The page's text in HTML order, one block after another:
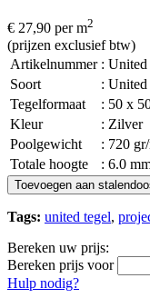
€ 27,90 per m2
(prijzen exclusief btw)
Artikelnummer : United
Soort
: United
Tegelformaat
: 50 x
Kleur
: Zilver
Poolgewicht
: 720 gr/
Totale hoogte
: 6.0
Toevoegen aan
Tags: united tegel,
Bereken uw prijs:
Bereken prijs voor
Hulp nodig?